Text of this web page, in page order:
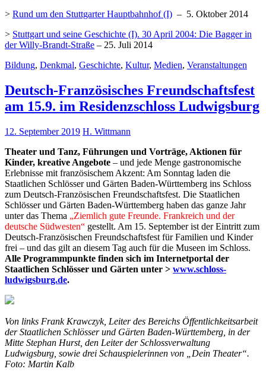
> Rund um den Stuttgarter Hauptbahnhof (I) – 5. Oktober 2014
> Stuttgart und seine Geschichte (I). 30 April 2004: Die Bagger in
der Willy-Brandt-Straße – 25. Juli 2014
Bildung, Denkmal, Geschichte, Kultur, Medien, Veranstaltungen
Deutsch-Französisches Freundschaftsfest
am 15.9. im Residenzschloss Ludwigsburg
12. September 2019 H. Wittmann
Theater und Tanz, Führungen und Vorträge, Aktionen für
Kinder, kreative Angebote – und jede Menge gastronomische
Erlebnisse mit französischem Akzent: Am Sonntag laden die
Staatlichen Schlösser und Gärten Baden-Württemberg ins Schloss
zum Deutsch-Französischen Freundschaftsfest. Die Staatlichen
Schlösser und Gärten Baden-Württemberg haben das ganze Jahr
unter das Thema „Ziemlich gute Freunde. Frankreich und der
deutsche Südwesten“ gestellt. Am 15. September ist der Eintritt zum
Deutsch-Französischen Freundschaftsfest für Familien und Kinder
frei – und das gilt an diesem Tag auch für die Museen im Schloss.
Alle Programmpunkte finden sich im Internetportal der
Staatlichen Schlösser und Gärten unter > www.schloss-
ludwigsburg.de.
Von links Frank Krawczyk, Leiter des Bereichs Öffentlichkeitsarbeit
der Staatlichen Schlösser und Gärten Baden-Württemberg, in der
Mitte Stephan Hurst, den Leiter der Schlossverwaltung
Ludwigsburg, sowie drei Schauspielerinnen von „Dein Theater“.
Foto: Martin Kalb